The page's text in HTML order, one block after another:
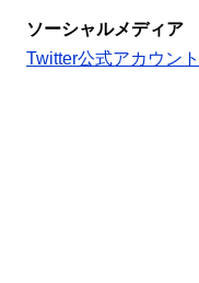
ソーシャルメディア
Twitter公式アカウント